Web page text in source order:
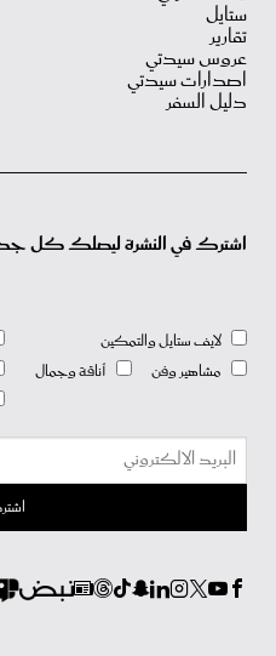
ستايل
تقارير
عروس سيدتي
اصدارات سيدتي
دليل السفر
اشترك في النشرة ليصلك كل
لايف ستايل والتمكين
مشاهير وفن
أناقة وجمال